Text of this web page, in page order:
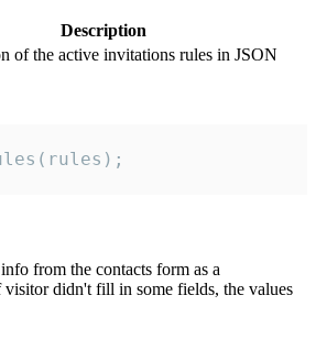
Description
of the active invitations rules in JSON
from the contacts form as a
didn't fill in some fields, the values